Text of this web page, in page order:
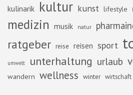
kulinarik kultur kunst lifestyle
medizin musik natur
ratgeber reise reisen sport
umwelt unterhaltung urlaub
wandern wellness winter wirtschaft